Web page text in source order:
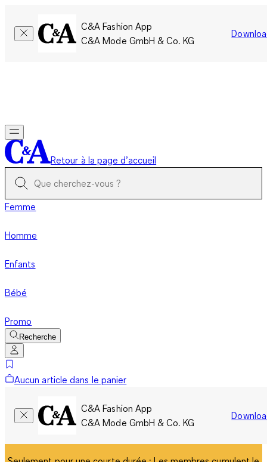
C&A Fashion App
C&A Mode GmbH & Co. KG
Retour à la page d’accueil
Femme
Homme
Enfants
Bébé
Promo
Recherche
Aucun article dans le panier
C&A Fashion App
C&A Mode GmbH & Co. KG